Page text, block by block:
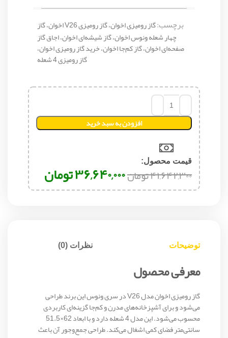
برچسب:
گاز رومیزی اخوان، گاز رومیزی V26 اخوان، گاز
چهار شعله ونوس اخوان، گاز شیشه‌ای اخوان، اجاق گاز
صفحه‌ای اخوان، گاز کم‌جا اخوان، خرید گاز رومیزی اخوان،
گاز رومیزی 4 شعله
افزودن به سبد خرید
قیمت محصول:​
۴۱,۶۴۲,۳۰۰تومان۳۶,۶۴۰,۰۰۰تومان
توضیحات نظرات (0)
معرفی محصول
گاز رومیزی اخوان مدل V26 در سری ونوس این برند طراحی
می‌شود و برای آشپزخانه‌های مدرن و کم‌جا گزینه‌ای کاربردی
محسوب می‌شود. این مدل 4 شعله دارد و با ابعاد 62×51.5
سانتی‌متر فضای کمی اشغال می‌کند. طراحی جمع‌وجور آن باعث